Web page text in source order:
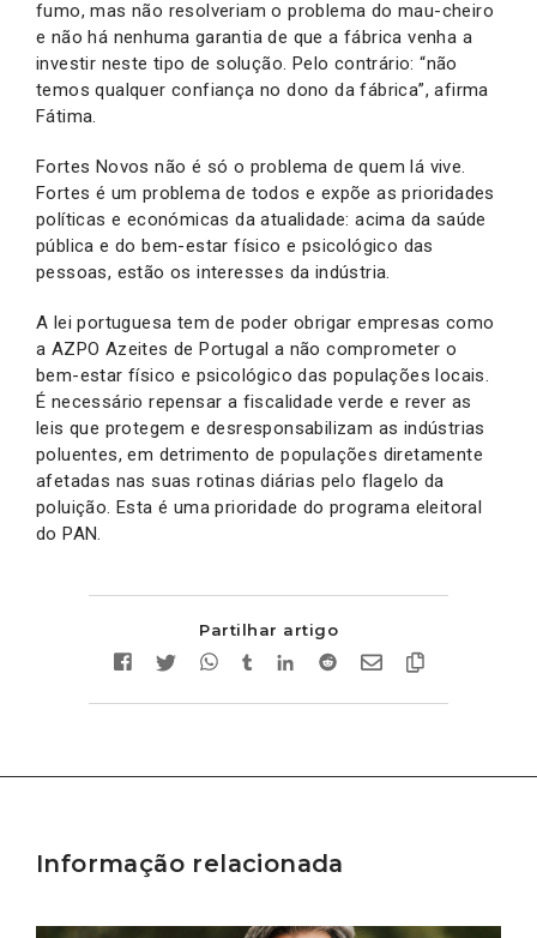
fumo, mas não resolveriam o problema do mau-cheiro
e não há nenhuma garantia de que a fábrica venha a
investir neste tipo de solução. Pelo contrário: “não
temos qualquer confiança no dono da fábrica”, afirma
Fátima.
Fortes Novos não é só o problema de quem lá vive.
Fortes é um problema de todos e expõe as prioridades
políticas e económicas da atualidade: acima da saúde
pública e do bem-estar físico e psicológico das
pessoas, estão os interesses da indústria.
A lei portuguesa tem de poder obrigar empresas como
a AZPO Azeites de Portugal a não comprometer o
bem-estar físico e psicológico das populações locais.
É necessário repensar a fiscalidade verde e rever as
leis que protegem e desresponsabilizam as indústrias
poluentes, em detrimento de populações diretamente
afetadas nas suas rotinas diárias pelo flagelo da
poluição. Esta é uma prioridade do programa eleitoral
do PAN.
Partilhar artigo
Informação relacionada